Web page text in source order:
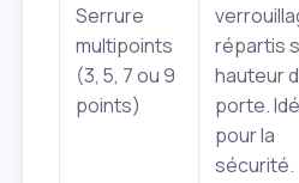
Serrure
multipoints
(3, 5, 7 ou 9
points)
répartis
hauteur
porte.
pour la
sécurité.